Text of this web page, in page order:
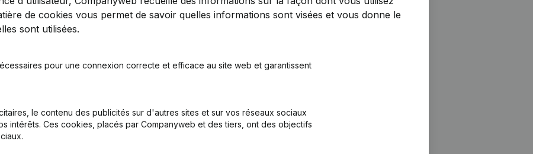
de cookies vous permet de savoir quelles informations sont visées et vous donne le
sont utilisées.
pour une connexion correcte et efficace au site web et garantissent
le contenu des publicités sur d'autres sites et sur vos réseaux sociaux
intérêts. Ces cookies, placés par Companyweb et des tiers, ont des objectifs